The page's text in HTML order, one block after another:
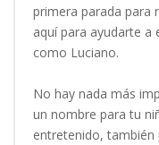
primera parada para
aquí para ayudarte
como Luciano.
No hay nada más
un nombre para tu
entretenido,